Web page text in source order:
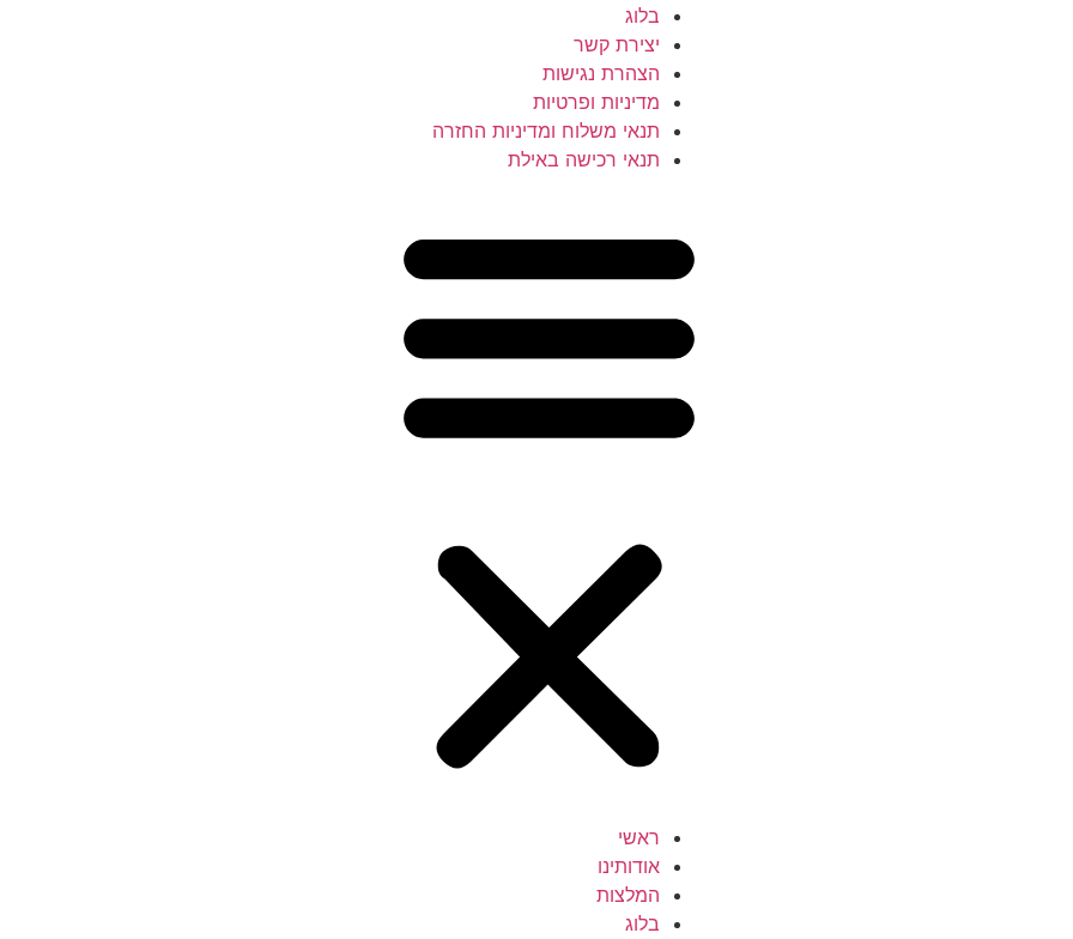
בלוג
יצירת קשר
הצהרת נגישות
מדיניות ופרטיות
תנאי משלוח ומדיניות החזרה
תנאי רכישה באילת
ראשי
אודותינו
המלצות
בלוג